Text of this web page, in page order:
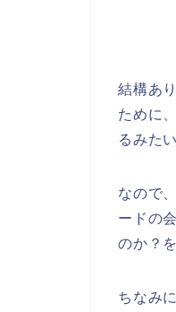
結構あ
ために
るみた
なので
ードの
のか？
ちなみ